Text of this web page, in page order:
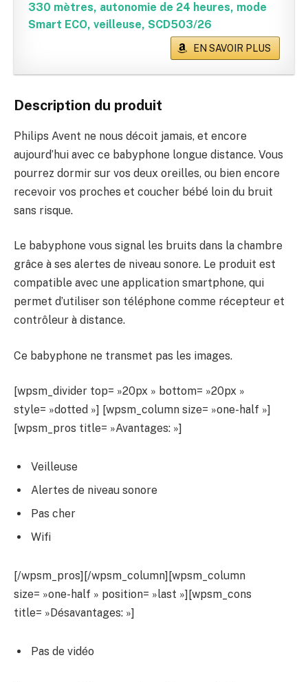
330 mètres, autonomie de 24 heures, mode
Smart ECO, veilleuse, SCD503/26
EN SAVOIR PLUS
Description du produit
Philips Avent ne nous décoit jamais, et encore
aujourd’hui avec ce babyphone longue distance. Vous
pourrez dormir sur vos deux oreilles, ou bien encore
recevoir vos proches et coucher bébé loin du bruit
sans risque.
Le babyphone vous signal les bruits dans la chambre
grâce à ses alertes de niveau sonore. Le produit est
compatible avec une application smartphone, qui
permet d’utiliser son téléphone comme récepteur et
contrôleur à distance.
Ce babyphone ne transmet pas les images.
[wpsm_divider top= »20px » bottom= »20px »
style= »dotted »] [wpsm_column size= »one-half »]
[wpsm_pros title= »Avantages: »]
Veilleuse
Alertes de niveau sonore
Pas cher
Wifi
[/wpsm_pros][/wpsm_column][wpsm_column
size= »one-half » position= »last »][wpsm_cons
title= »Désavantages: »]
Pas de vidéo